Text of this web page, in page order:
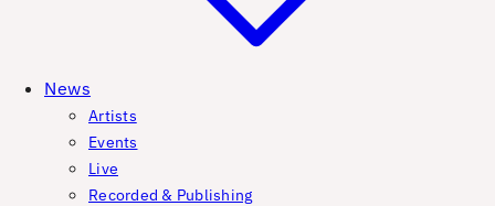
News
Artists
Events
Live
Recorded & Publishing